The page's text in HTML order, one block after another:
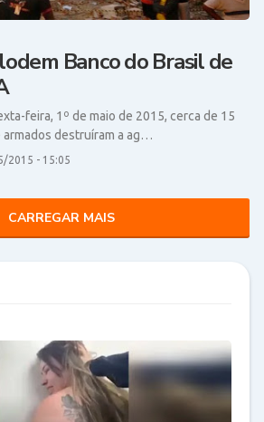
Banco do Brasil de
feira, 1º de maio de 2015, cerca de 15
destruíram a ag…
2015 - 15:05
CARREGAR MAIS